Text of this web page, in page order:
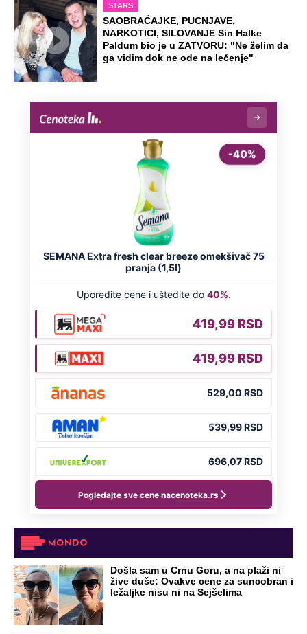
STARS
SAOBRAĆAJKE, PUCNJAVE,
NARKOTICI, SILOVANJE Sin Halke
Paldum bio je u ZATVORU: "Ne želim da
ga vidim dok ne ode na lečenje"
Došla sam u Crnu Goru, a na plaži ni
žive duše: Ovakve cene za suncobran i
ležaljke nisu ni na Sejšelima